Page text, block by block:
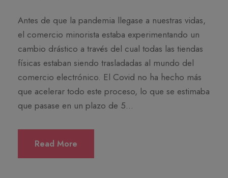
Antes de que la pandemia llegase a nuestras vidas,
el comercio minorista estaba experimentando un
cambio drástico a través del cual todas las tiendas
físicas estaban siendo trasladadas al mundo del
comercio electrónico. El Covid no ha hecho más
que acelerar todo este proceso, lo que se estimaba
que pasase en un plazo de 5...
Read More